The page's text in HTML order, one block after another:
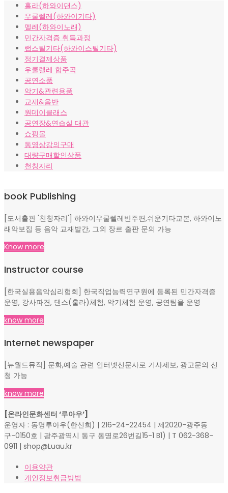
격:
₩10,000.
격:
₩8,000.
훌라(하와이댄스)
우쿨렐레(하와이기타)
멜레(하와이노래)
민간자격증 취득과정
랩스틸기타(하와이스틸기타)
정기결제상품
우쿨렐레 합주곡
공연소품
악기&관련용품
교재&음반
원데이클래스
공연장&연습실 대관
쇼핑몰
동영상강의구매
대량구매할인상품
천칭자리
book Publishing
[도서출판 '천칭자리'] 하와이우쿨렐레반주편,쉬운기타교본, 하와이노
래악보집 등 음악 교재발간, 그외 장르 출판 문의 가능
Know more
Instructor course
[한국실용음악심리협회] 한국직업능력연구원에 등록된 민간자격증
운영, 강사파견, 댄스(훌라)체험, 악기체험 운영, 공연팀을 운영
know more
Internet newspaper
[뉴월드뮤직] 문화,예술 관련 인터넷신문사로 기사제보, 광고문의 신
청 가능
know more
[온라인문화센터 ‘루아우’]
운영자 : 동명루아우(한신희) | 216-24-22454 | 제2020-광주동
구-0150호 | 광주광역시 동구 동명로26번길15-1 B1) | T 062-368-
0911 | shop@Luau.kr
이용약관
개인정보취급방법